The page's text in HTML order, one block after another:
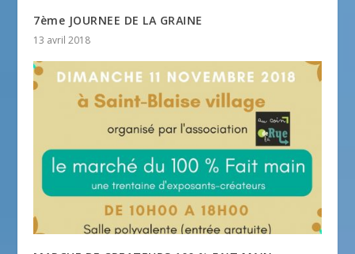
7ème JOURNEE DE LA GRAINE
13 avril 2018